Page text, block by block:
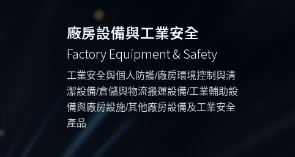
廠房設備與工業安全
Factory Equipment & Safety
工業安全與個人防護/廠房環境控制與清
潔設備/倉儲與物流搬運設備/工業輔助設
備與廠房設施/其他廠房設備及工業安全
產品